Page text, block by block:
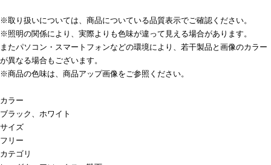
※取り扱いについては、商品についている品質表示でご確認ください。
※照明の関係により、実際よりも色味が違って見える場合があります。
またパソコン・スマートフォンなどの環境により、若干製品と画像のカラー
が異なる場合もございます。
※商品の色味は、商品アップ画像をご参照ください。
カラー
ブラック、ホワイト
サイズ
フリー
カテゴリ